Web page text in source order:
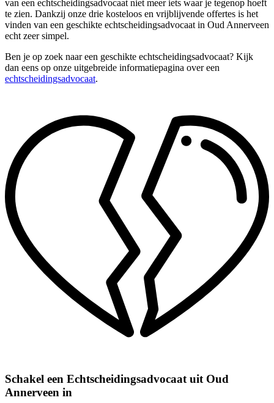
van een echtscheidingsadvocaat niet meer iets waar je tegenop hoeft
te zien. Dankzij onze drie kosteloos en vrijblijvende offertes is het
vinden van een geschikte echtscheidingsadvocaat in Oud Annerveen
echt zeer simpel.
Ben je op zoek naar een geschikte echtscheidingsadvocaat? Kijk
dan eens op onze uitgebreide informatiepagina over een
echtscheidingsadvocaat.
Schakel een Echtscheidingsadvocaat uit Oud
Annerveen in